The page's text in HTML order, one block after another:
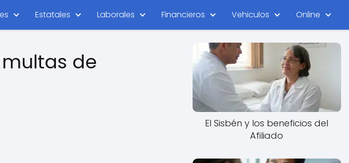
Estatales Laborales Financieros Vehiculos Online
de
El Sisbén y los beneficios del
Afiliado